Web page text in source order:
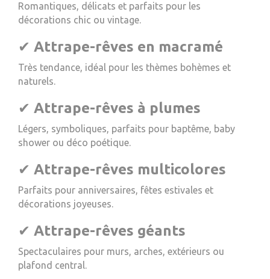
Romantiques, délicats et parfaits pour les
décorations chic ou vintage.
✔ Attrape-rêves en macramé
Très tendance, idéal pour les thèmes bohèmes et
naturels.
✔ Attrape-rêves à plumes
Légers, symboliques, parfaits pour baptême, baby
shower ou déco poétique.
✔ Attrape-rêves multicolores
Parfaits pour anniversaires, fêtes estivales et
décorations joyeuses.
✔ Attrape-rêves géants
Spectaculaires pour murs, arches, extérieurs ou
plafond central.